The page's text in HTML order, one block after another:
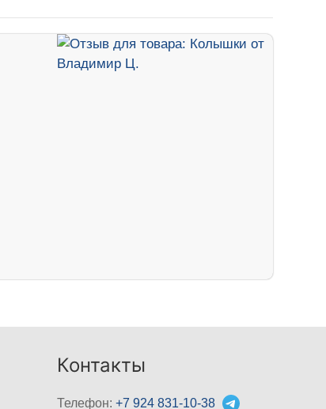
Контакты
Телефон:+7 924 831-10-38